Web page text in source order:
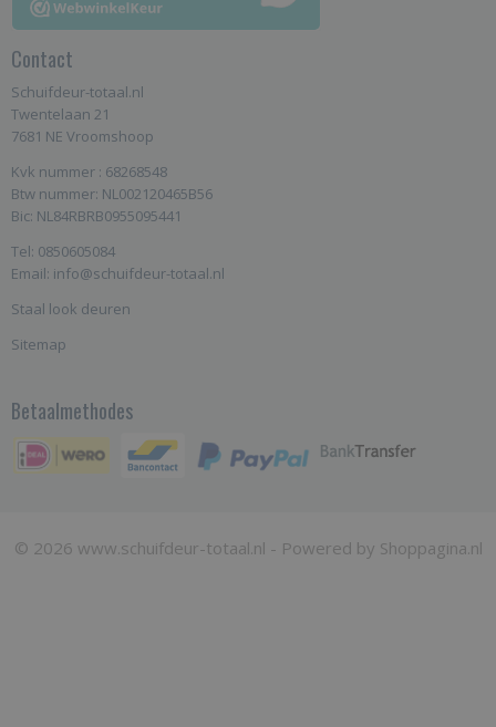
Contact
Schuifdeur-totaal.nl
Twentelaan 21
7681 NE Vroomshoop
Kvk nummer : 68268548
Btw nummer: NL002120465B56
Bic: NL84RBRB0955095441
Tel: 0850605084
Email: info@schuifdeur-totaal.nl
Staal look deuren
Sitemap
Betaalmethodes
© 2026 www.schuifdeur-totaal.nl - Powered by Shoppagina.nl